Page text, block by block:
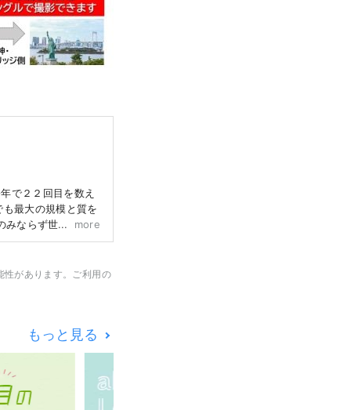
で２２回目を数え
最大の規模と質を
みならず世界各国で
2023」（主催：一
高付加価値の桟敷席
ライブ配信、Ｖ
をコンセプトに、
組みます。地域の
る東京の顔に相応
more
性があります。ご利用の
もっと見る